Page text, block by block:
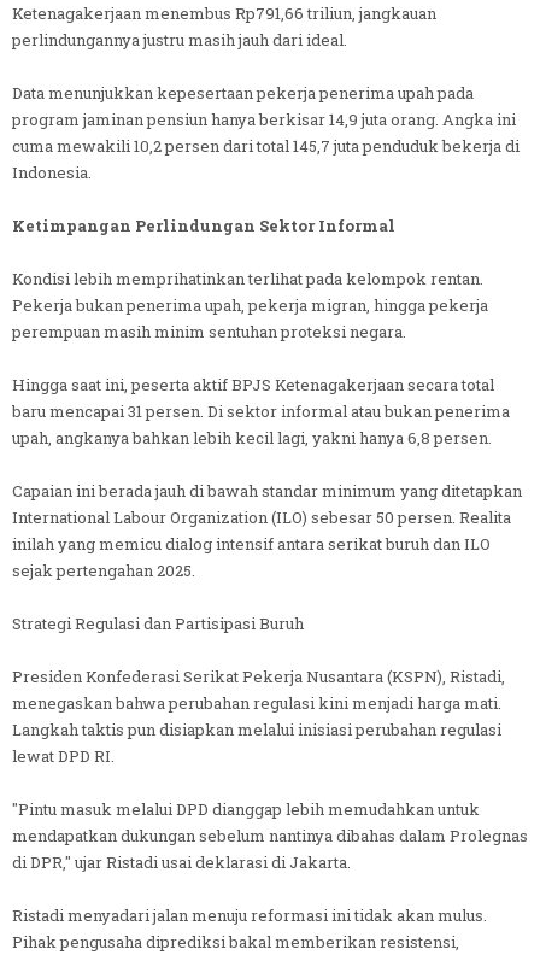
Ketenagakerjaan menembus Rp791,66 triliun, jangkauan
perlindungannya justru masih jauh dari ideal.
Data menunjukkan kepesertaan pekerja penerima upah pada
program jaminan pensiun hanya berkisar 14,9 juta orang. Angka ini
cuma mewakili 10,2 persen dari total 145,7 juta penduduk bekerja di
Indonesia.
Ketimpangan Perlindungan Sektor Informal
Kondisi lebih memprihatinkan terlihat pada kelompok rentan.
Pekerja bukan penerima upah, pekerja migran, hingga pekerja
perempuan masih minim sentuhan proteksi negara.
Hingga saat ini, peserta aktif BPJS Ketenagakerjaan secara total
baru mencapai 31 persen. Di sektor informal atau bukan penerima
upah, angkanya bahkan lebih kecil lagi, yakni hanya 6,8 persen.
Capaian ini berada jauh di bawah standar minimum yang ditetapkan
International Labour Organization (ILO) sebesar 50 persen. Realita
inilah yang memicu dialog intensif antara serikat buruh dan ILO
sejak pertengahan 2025.
Strategi Regulasi dan Partisipasi Buruh
Presiden Konfederasi Serikat Pekerja Nusantara (KSPN), Ristadi,
menegaskan bahwa perubahan regulasi kini menjadi harga mati.
Langkah taktis pun disiapkan melalui inisiasi perubahan regulasi
lewat DPD RI.
"Pintu masuk melalui DPD dianggap lebih memudahkan untuk
mendapatkan dukungan sebelum nantinya dibahas dalam Prolegnas
di DPR," ujar Ristadi usai deklarasi di Jakarta.
Ristadi menyadari jalan menuju reformasi ini tidak akan mulus.
Pihak pengusaha diprediksi bakal memberikan resistensi,